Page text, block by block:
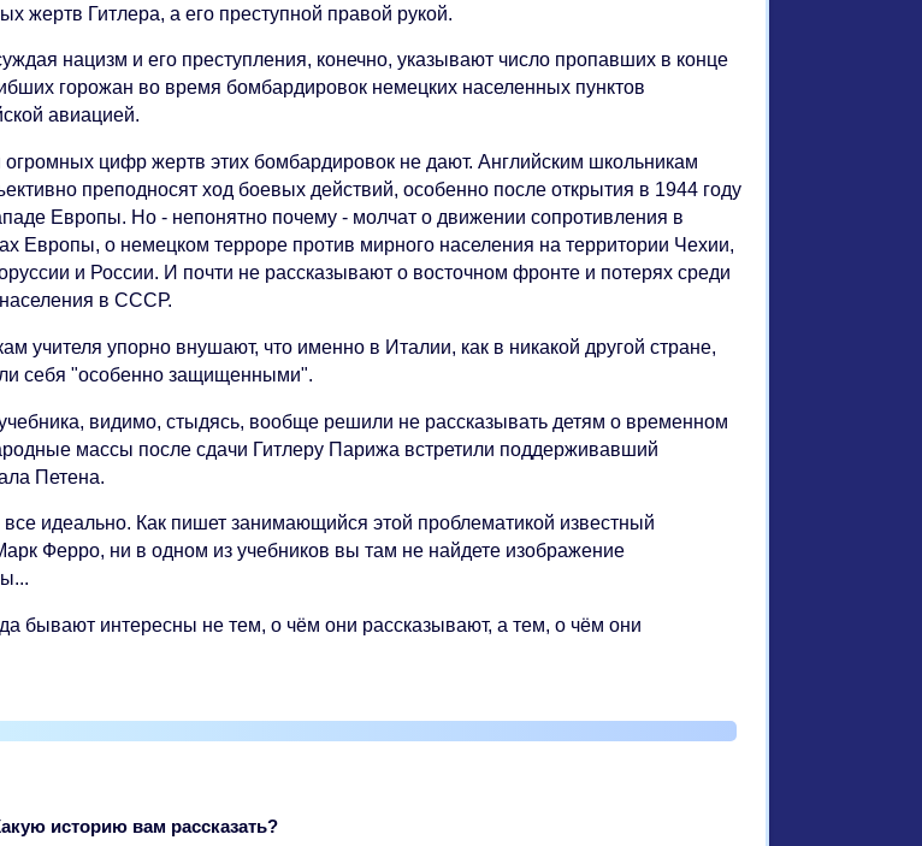
жертв Гитлера, а его преступной правой рукой.
нацизм и его преступления, конечно, указывают число пропавших в конце
горожан во время бомбардировок немецких населенных пунктов
авиацией.
огромных цифр жертв этих бомбардировок не дают. Английским школьникам
преподносят ход боевых действий, особенно после открытия в 1944 году
Европы. Но - непонятно почему - молчат о движении сопротивления в
Европы, о немецком терроре против мирного населения на территории Чехии,
и России. И почти не рассказывают о восточном фронте и потерях среди
в СССР.
учителя упорно внушают, что именно в Италии, как в никакой другой стране,
себя "особенно защищенными".
видимо, стыдясь, вообще решили не рассказывать детям о временном
массы после сдачи Гитлеру Парижа встретили поддерживавший
Петена.
идеально. Как пишет занимающийся этой проблематикой известный
Ферро, ни в одном из учебников вы там не найдете изображение
бывают интересны не тем, о чём они рассказывают, а тем, о чём они
историю вам рассказать?